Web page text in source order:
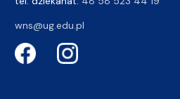
wns@ug.edu.pl